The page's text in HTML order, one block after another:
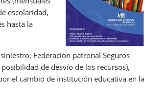
escolaridad,
hasta la
Federación patronal Seguros
de desvío de los recursos),
el cambio de institución educativa en la